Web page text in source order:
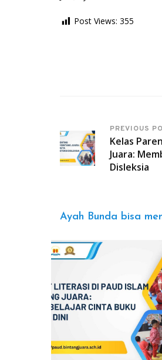
Post Views: 355
PREVIOUS
Kelas
Juara:
Disleksia
Ayah Bunda bisa